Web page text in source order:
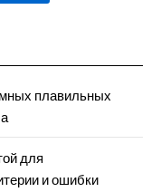
плавильных
для
и ошибки